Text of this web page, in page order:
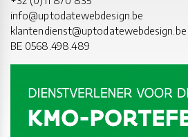
info@uptodatewebdesign.be
klantendienst@uptodatewebdesign.be
BE 0568.498.489